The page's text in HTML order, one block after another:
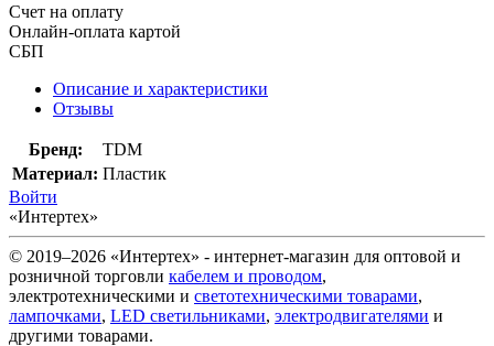
Счет на оплату
Онлайн-оплата картой
СБП
Описание и характеристики
Отзывы
Бренд:
TDM
Материал: Пластик
Войти
«Интертех»
© 2019–2026 «Интертех» - интернет-магазин для оптовой и
розничной торговли кабелем и проводом,
электротехническими и светотехническими товарами,
лампочками, LED светильниками, электродвигателями и
другими товарами.